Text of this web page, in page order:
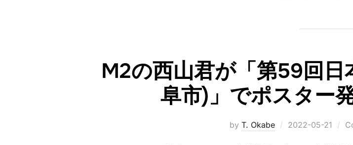
M2の西山君が「第59回
阜市)」でポスター
by T. Okabe
Posted
2022-05-21